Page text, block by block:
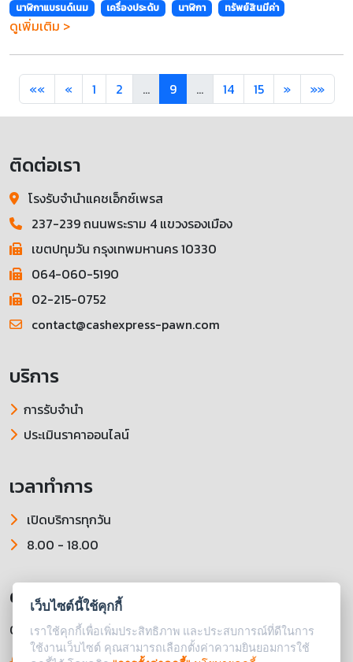
นาฬิกาแบรนด์เนม เครื่องประดับ นาฬิกา ทรัพย์สินมีค่า
ดูเพิ่มเติม >
«« « 1 2 ... 9 ... 14 15 » »»
ติดต่อเรา
โรงรับจำนำแคชเอ็กซ์เพรส
237-239 ถนนพระราม 4 แขวงรองเมือง
เขตปทุมวัน กรุงเทพมหานคร 10330
064-060-5190
02-215-0752
contact@cashexpress-pawn.com
บริการ
การรับจำนำ
ประเมินราคาออนไลน์
เวลาทำการ
เปิดบริการทุกวัน
8.00 - 18.00
ติดตามเราได้ที่
064-060-5190
เว็บไซต์นี้ใช้คุกกี้
เราใช้คุกกี้เพื่อเพิ่มประสิทธิภาพ และประสบการณ์ที่ดีในการ
ใช้งานเว็บไซต์ คุณสามารถเลือกตั้งค่าความยินยอมการใช้